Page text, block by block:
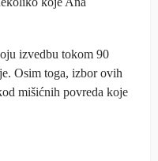
izvedbu tokom 90
Osim toga, izbor ovih
mišićnih povreda koje